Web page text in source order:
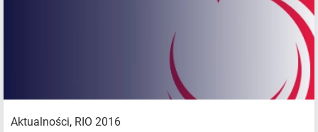
Aktualności, RIO 2016